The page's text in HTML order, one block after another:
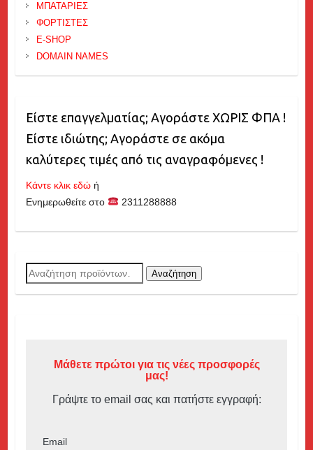
ΜΠΑΤΑΡΙΕΣ
ΦΟΡΤΙΣΤΕΣ
E-SHOP
DOMAIN NAMES
Είστε επαγγελματίας; Αγοράστε ΧΩΡΙΣ ΦΠΑ !
Είστε ιδιώτης; Αγοράστε σε ακόμα
καλύτερες τιμές από τις αναγραφόμενες !
Κάντε κλικ εδώή
Ενημερωθείτε στο
2311288888
Αναζήτηση
για:
Αναζήτηση
Μάθετε πρώτοι για τις νέες προσφορές
μας!
Γράψτε το email σας και πατήστε εγγραφή:
Email